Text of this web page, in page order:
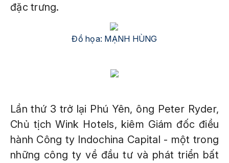
đặc trưng.
Đồ họa: MẠNH HÙNG
Lần thứ 3 trở lại Phú Yên, ông Peter Ryder,
Chủ tịch Wink Hotels, kiêm Giám đốc điều
hành Công ty Indochina Capital - một trong
những công ty về đầu tư và phát triển bất